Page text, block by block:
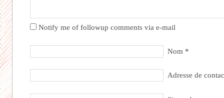
Notify me of followup comments via e-mail
Nom *
Adresse de